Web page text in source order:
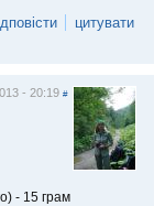
цитувати
- 20:19 #
- 15 грам